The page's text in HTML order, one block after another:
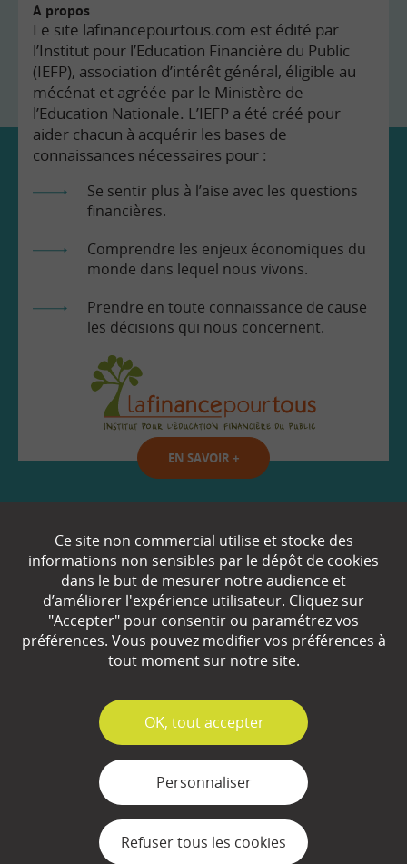
À propos
Le site lafinancepourtous.com est édité par
l’Institut pour l’Education Financière du Public
(IEFP), association d’intérêt général, éligible au
mécénat et agréée par le Ministère de
l’Education Nationale. L’IEFP a été créé pour
aider chacun à acquérir les bases de
connaissances nécessaires pour :
Se sentir plus à l’aise avec les questions
financières.
Comprendre les enjeux économiques du
monde dans lequel nous vivons.
Prendre en toute connaissance de cause
les décisions qui nous concernent.
EN SAVOIR +
Partenaires
Espace Presse
Plan du site
Mentions légales
Ce site non commercial utilise et stocke des
informations non sensibles par le dépôt de cookies
dans le but de mesurer notre audience et
d’améliorer l'expérience utilisateur. Cliquez sur
"Accepter" pour consentir ou paramétrez vos
préférences. Vous pouvez modifier vos préférences à
tout moment sur notre site.
✓
OK, tout accepter
Personnaliser
Refuser tous les cookies